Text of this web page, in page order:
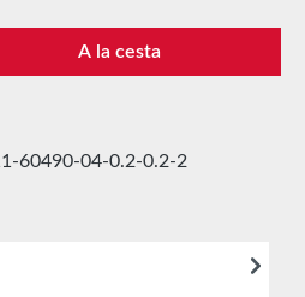
introduce la
A la cesta
60490-04-0.2-0.2-2